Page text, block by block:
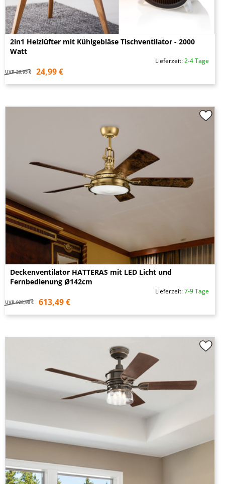
2in1 Heizlüfter mit Kühlgebläse Tischventilator - 2000
Watt
Lieferzeit:2-4 Tage
UVP 26,95 € 24,99 €
Deckenventilator HATTERAS mit LED Licht und
Fernbedienung Ø142cm
Lieferzeit:7-9 Tage
UVP 928,90 € 613,49 €